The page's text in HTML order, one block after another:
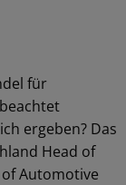
für
ergeben? Das
Head of
Automotive